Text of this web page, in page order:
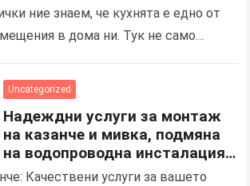
ние знаем, че кухнята е едно от
в дома ни. Тук не само
Uncategorized
Надеждни услуги за монтаж
на казанче и мивка, подмяна
на водопроводна инсталация
за дома и бизнеса в Шумен
Качествени услуги за вашето